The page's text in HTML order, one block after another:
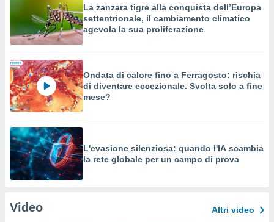
La zanzara tigre alla conquista dell’Europa
settentrionale, il cambiamento climatico
agevola la sua proliferazione
Ondata di calore fino a Ferragosto: rischia
di diventare eccezionale. Svolta solo a fine
mese?
L'evasione silenziosa: quando l'IA scambia
la rete globale per un campo di prova
Video Altri video